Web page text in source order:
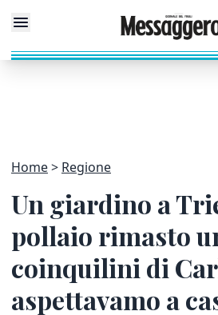
Home Regione
Un giardino a
pollaio rimasto
coinquilini di
aspettavamo a